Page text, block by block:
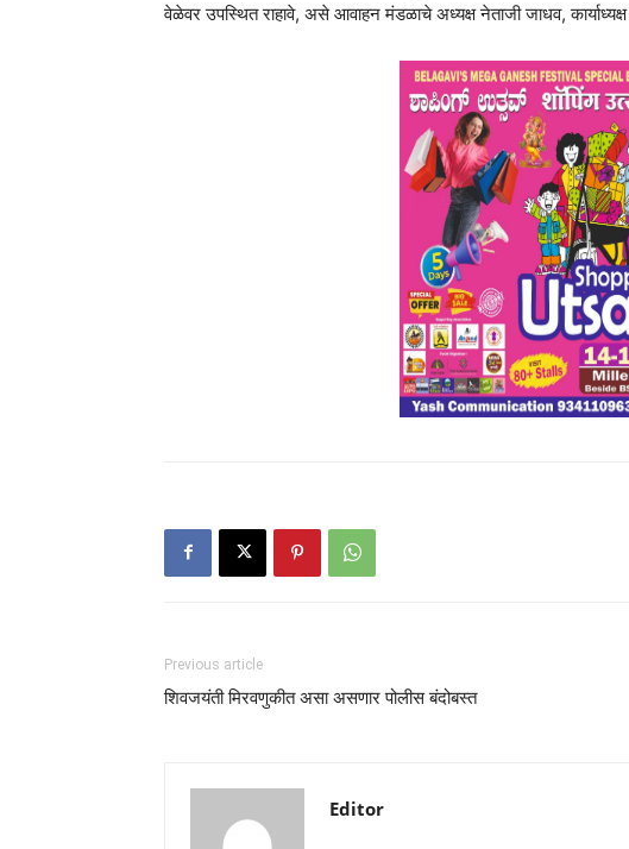
वेळेवर उपस्थित राहावे, असे आवाहन मंडळाचे अध्यक्ष नेताजी जाधव,
Previous article
शिवजयंती मिरवणुकीत असा असणार पोलीस बंदोबस्त
Editor